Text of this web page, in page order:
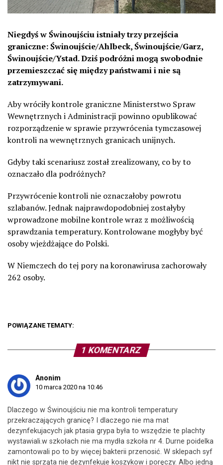
Niegdyś w Świnoujściu istniały trzy przejścia
graniczne: Świnoujście/Ahlbeck, Świnoujście/Garz,
Świnoujście/Ystad. Dziś podróżni mogą swobodnie
przemieszczać się między państwami i nie są
zatrzymywani.
Aby wróciły kontrole graniczne Ministerstwo Spraw
Wewnętrznych i Administracji powinno opublikować
rozporządzenie w sprawie przywrócenia tymczasowej
kontroli na wewnętrznych granicach unijnych.
Gdyby taki scenariusz został zrealizowany, co by to
oznaczało dla podróżnych?
Przywrócenie kontroli nie oznaczałoby powrotu
szlabanów. Jednak najprawdopodobniej zostałyby
wprowadzone mobilne kontrole wraz z możliwością
sprawdzania temperatury. Kontrolowane mogłyby być
osoby wjeżdżające do Polski.
W Niemczech do tej pory na koronawirusa zachorowały
262 osoby.
POWIĄZANE TEMATY:
1 KOMENTARZ
Anonim
10 marca 2020 na 10:46
Dlaczego w Świnoujściu nie ma kontroli temperatury
przekraczających granicę? I dlaczego nie ma mat
dezynfekujacych jak ptasia grypa była to wszędzie te plachty
wystawiali.w szkołach nie ma mydła szkoła nr 4. Durne poidelka
zamontowali po to by więcej bakterii przenosić. W sklepach syf
nikt nie sprząta nie dezynfekuje koszykow i poręczy. Albo jedną